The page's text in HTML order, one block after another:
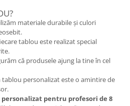
materiale durabile și culori
tablou este realizat special
că produsele ajung la tine în cel
tablou personalizat este o amintire de
pentru profesori de 8